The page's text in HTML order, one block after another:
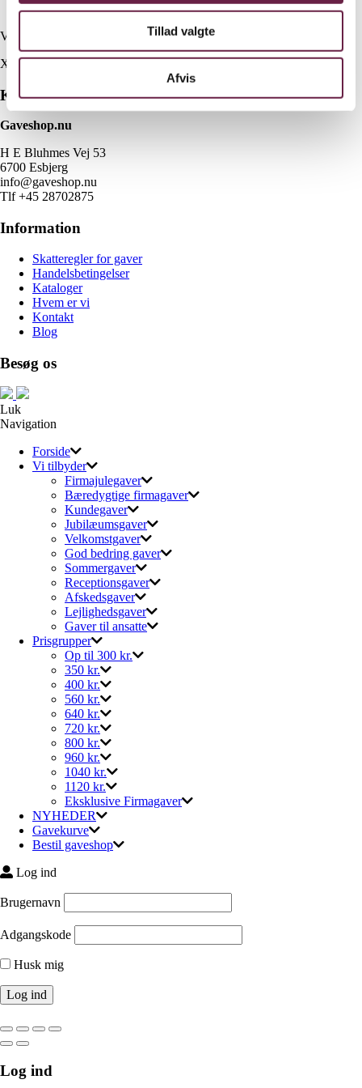
Tillad valgte
Afvis
Ergonomisk design for komfortabel brug
Vejl. pris kr. 2000,-
X
Kontakt
Gaveshop.nu
H E Bluhmes Vej 53
6700 Esbjerg
info@gaveshop.nu
Tlf +45 28702875
Information
Skatteregler for gaver
Handelsbetingelser
Kataloger
Hvem er vi
Kontakt
Blog
Besøg os
Luk
Navigation
Forside
Vi tilbyder
Firmajulegaver
Bæredygtige firmagaver
Kundegaver
Jubilæumsgaver
Velkomstgaver
God bedring gaver
Sommergaver
Receptionsgaver
Afskedsgaver
Lejlighedsgaver
Gaver til ansatte
Prisgrupper
Op til 300 kr.
350 kr.
400 kr.
560 kr.
640 kr.
720 kr.
800 kr.
960 kr.
1040 kr.
1120 kr.
Eksklusive Firmagaver
NYHEDER
Gavekurve
Bestil gaveshop
Log ind
Brugernavn
Adgangskode
Husk mig
Log ind